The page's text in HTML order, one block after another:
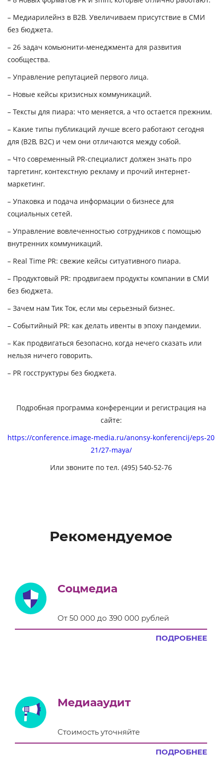
– Медиарилейнз в В2В. Увеличиваем присутствие в СМИ
без бюджета.
– 26 задач комьюнити-менеджмента для развития
сообщества.
– Управление репутацией первого лица.
– Новые кейсы кризисных коммуникаций.
– Тексты для пиара: что меняется, а что остается прежним.
– Какие типы публикаций лучше всего работают сегодня
для (B2B, B2C) и чем они отличаются между собой.
– Что современный PR-специалист должен знать про
таргетинг, контекстную рекламу и прочий интернет-
маркетинг.
– Упаковка и подача информации о бизнесе для
социальных сетей.
– Управление вовлеченностью сотрудников с помощью
внутренних коммуникаций.
– Real Time PR: свежие кейсы ситуативного пиара.
– Продуктовый PR: продвигаем продукты компании в СМИ
без бюджета.
– Зачем нам Тик Ток, если мы серьезный бизнес.
– Событийный PR: как делать ивенты в эпоху пандемии.
– Как продвигаться безопасно, когда нечего сказать или
нельзя ничего говорить.
– PR госструктуры без бюджета.
Подробная программа конференции и регистрация на
сайте:
https://conference.image-media.ru/anonsy-konferencij/eps-20
21/27-maya/
Или звоните по тел. (495) 540-52-76
Рекомендуемое
Соцмедиа
От 50 000 до 390 000 рублей
ПОДРОБНЕЕ
Медиааудит
Стоимость уточняйте
ПОДРОБНЕЕ